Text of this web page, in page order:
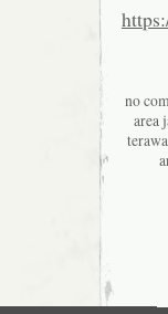
no
area